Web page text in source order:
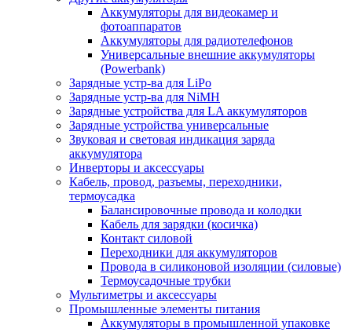
Аккумуляторы для видеокамер и
фотоаппаратов
Аккумуляторы для радиотелефонов
Универсальные внешние аккумуляторы
(Powerbank)
Зарядные устр-ва для LiPo
Зарядные устр-ва для NiMH
Зарядные устройства для LA аккумуляторов
Зарядные устройства универсальные
Звуковая и световая индикация заряда
аккумулятора
Инверторы и аксессуары
Кабель, провод, разъемы, переходники,
термоусадка
Балансировочные провода и колодки
Кабель для зарядки (косичка)
Контакт силовой
Переходники для аккумуляторов
Провода в силиконовой изоляции (силовые)
Термоусадочные трубки
Мультиметры и аксессуары
Промышленные элементы питания
Аккумуляторы в промышленной упаковке